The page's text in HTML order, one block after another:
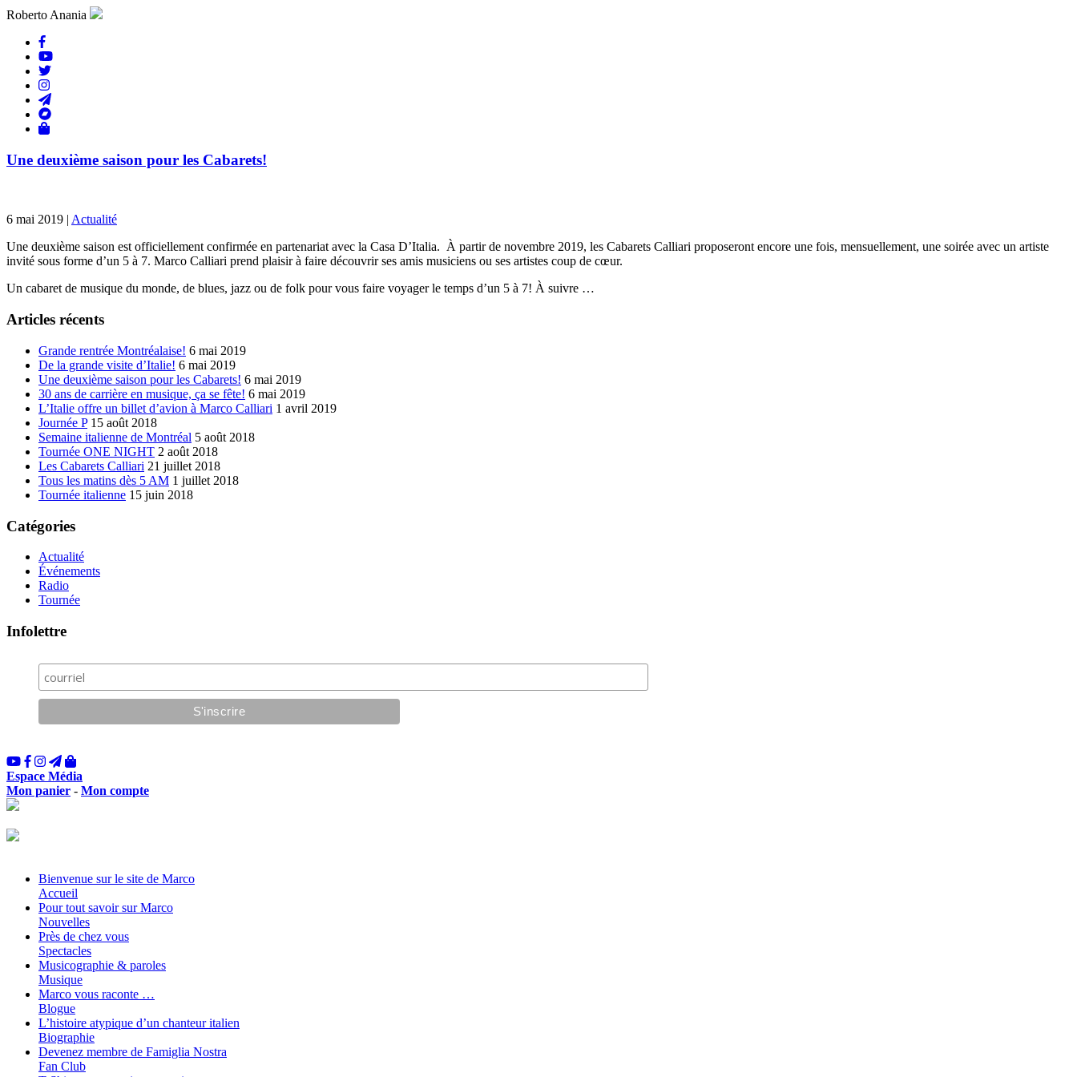
Roberto Anania
Une deuxième saison pour les Cabarets!
6 mai 2019 | Actualité
Une deuxième saison est officiellement confirmée en partenariat avec la Casa D’Italia. À partir de novembre 2019, les Cabarets Calliari proposeront encore une fois, mensuellement, une soirée avec un artiste
invité sous forme d’un 5 à 7. Marco Calliari prend plaisir à faire découvrir ses amis musiciens ou ses artistes coup de cœur.
Un cabaret de musique du monde, de blues, jazz ou de folk pour vous faire voyager le temps d’un 5 à 7! À suivre …
Articles récents
Grande rentrée Montréalaise! 6 mai 2019
De la grande visite d’Italie! 6 mai 2019
Une deuxième saison pour les Cabarets! 6 mai 2019
30 ans de carrière en musique, ça se fête! 6 mai 2019
L’Italie offre un billet d’avion à Marco Calliari 1 avril 2019
Journée P 15 août 2018
Semaine italienne de Montréal 5 août 2018
Tournée ONE NIGHT 2 août 2018
Les Cabarets Calliari 21 juillet 2018
Tous les matins dès 5 AM 1 juillet 2018
Tournée italienne 15 juin 2018
Catégories
Actualité
Événements
Radio
Tournée
Infolettre
Espace Média
Mon panier - Mon compte
Bienvenue sur le site de Marco
Accueil
Pour tout savoir sur Marco
Nouvelles
Près de chez vous
Spectacles
Musicographie & paroles
Musique
Marco vous raconte …
Blogue
L’histoire atypique d’un chanteur italien
Biographie
Devenez membre de Famiglia Nostra
Fan Club